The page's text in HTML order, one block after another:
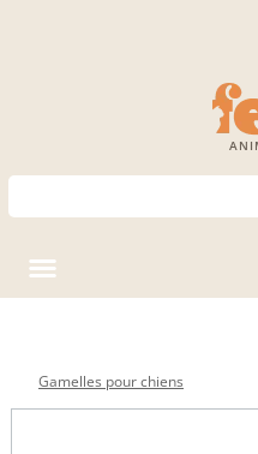
Gamelles pour chiens